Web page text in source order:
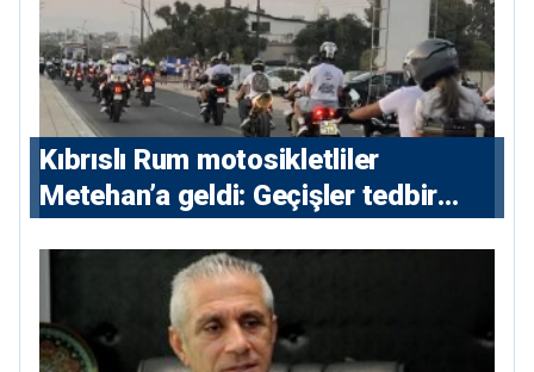
Kıbrıslı Rum motosikletliler
Metehan’a geldi: Geçişler tedbir